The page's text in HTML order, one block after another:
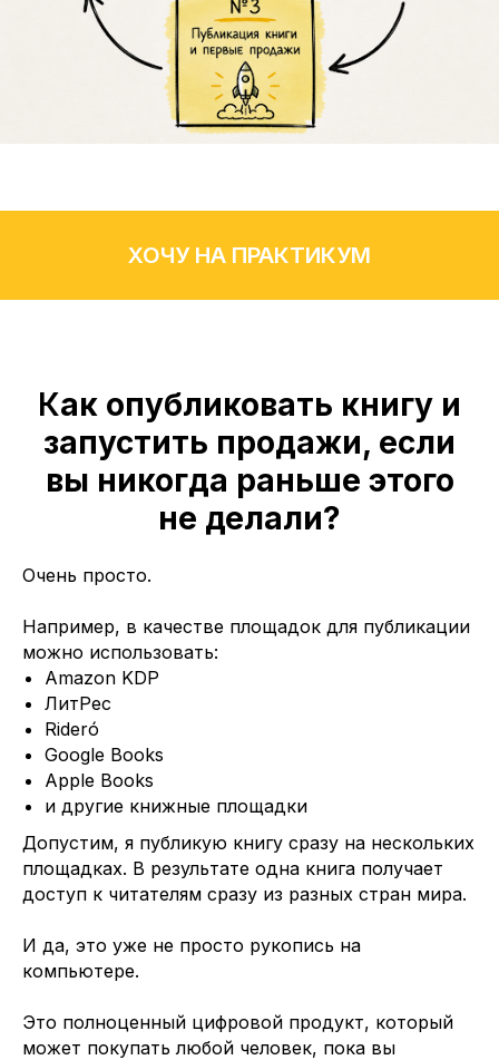
ХОЧУ НА ПРАКТИКУМ
Как опубликовать книгу и
запустить продажи, если
вы никогда раньше этого
не делали?
Очень просто.
Например, в качестве площадок для публикации
можно использовать:
Amazon KDP
ЛитРес
Rideró
Google Books
Apple Books
и другие книжные площадки
Допустим, я публикую книгу сразу на нескольких
площадках. В результате одна книга получает
доступ к читателям сразу из разных стран мира.
И да, это уже не просто рукопись на
компьютере.
Это полноценный цифровой продукт, который
может покупать любой человек, пока вы